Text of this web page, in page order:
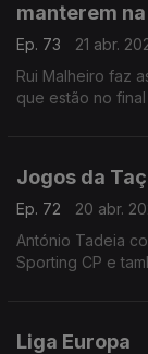
manterem na
Ep. 73
21 abr.
Rui Malheiro faz
que estão no
Jogos da
Ep. 72
20 abr.
António Tadeia
Sporting CP e
Liga Europa